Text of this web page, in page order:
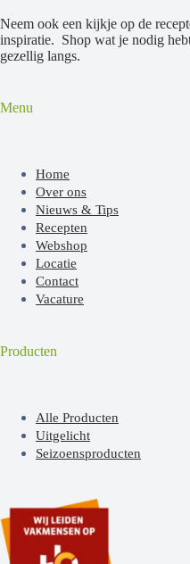
Neem ook een kijkje op de
inspiratie. Shop wat je nodig
gezellig langs.
Menu
Home
Over ons
Nieuws & Tips
Recepten
Webshop
Locatie
Contact
Vacature
Producten
Alle Producten
Uitgelicht
Seizoensproducten